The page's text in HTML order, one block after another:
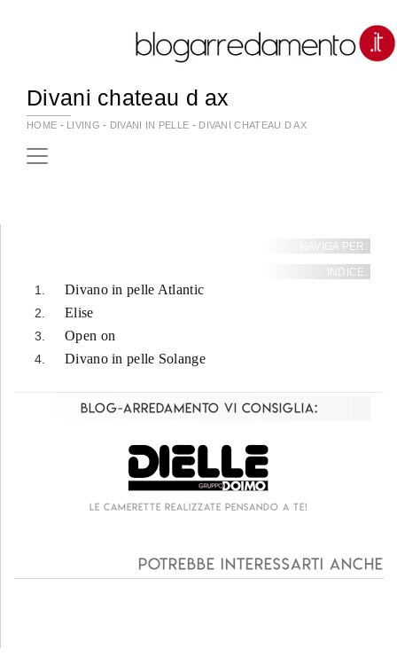
Divani chateau d ax
HOME - LIVING - DIVANI IN PELLE - DIVANI CHATEAU D AX
NAVIGA PER:
INDICE:
Divano in pelle Atlantic
Elise
Open on
Divano in pelle Solange
Blog-Arredamento vi consiglia:
Le camerette realizzate pensando a te!
Potrebbe interessarti anche